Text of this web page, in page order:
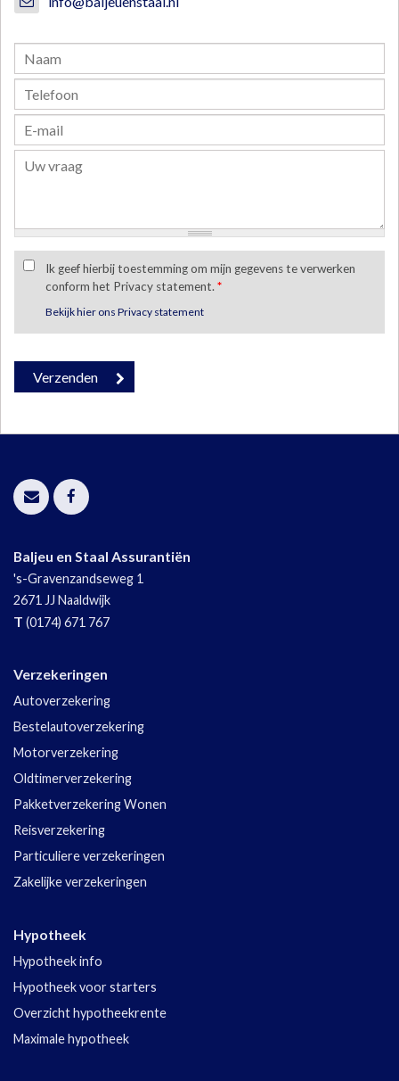
Ik geef hierbij toestemming om mijn gegevens te verwerken
conform het Privacy statement. *
Bekijk hier ons Privacy statement
Baljeu en Staal Assurantiën
's-Gravenzandseweg 1
2671 JJ Naaldwijk
T (0174) 671 767
Verzekeringen
Autoverzekering
Bestelautoverzekering
Motorverzekering
Oldtimerverzekering
Pakketverzekering Wonen
Reisverzekering
Particuliere verzekeringen
Zakelijke verzekeringen
Hypotheek
Hypotheek info
Hypotheek voor starters
Overzicht hypotheekrente
Maximale hypotheek